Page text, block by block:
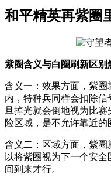
和平精英再紫圈
紫圈含义与白圈刷新区别
含义一：效果方面，紫圈
内，特种兵同样会扣除
旦掉光就会倒地视为比
险区域，是不允许靠近的
含义二：区域方面，紫
以将紫圈视为下一个安
间到来才行。